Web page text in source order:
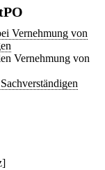
Vernehmung von
Vernehmung von
]